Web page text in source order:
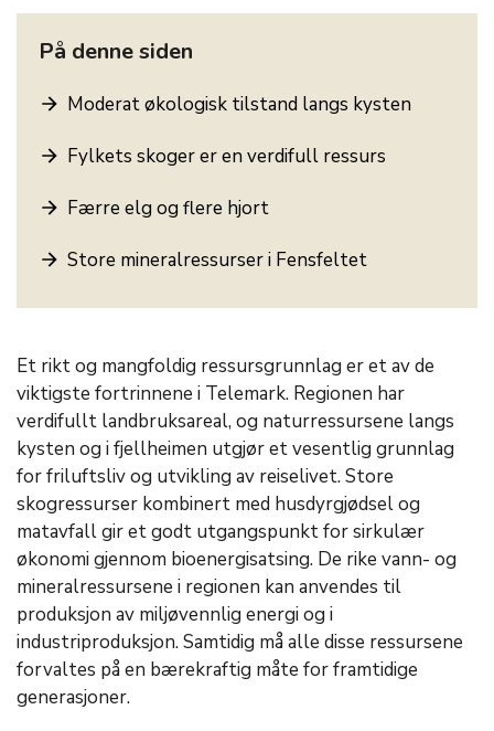
På denne siden
Moderat økologisk tilstand langs kysten
Fylkets skoger er en verdifull ressurs
Færre elg og flere hjort
Store mineralressurser i Fensfeltet
Et rikt og mangfoldig ressursgrunnlag er et av de
viktigste fortrinnene i Telemark. Regionen har
verdifullt landbruksareal, og naturressursene langs
kysten og i fjellheimen utgjør et vesentlig grunnlag
for friluftsliv og utvikling av reiselivet. Store
skogressurser kombinert med husdyrgjødsel og
matavfall gir et godt utgangspunkt for sirkulær
økonomi gjennom bioenergisatsing. De rike vann- og
mineralressursene i regionen kan anvendes til
produksjon av miljøvennlig energi og i
industriproduksjon. Samtidig må alle disse ressursene
forvaltes på en bærekraftig måte for framtidige
generasjoner.